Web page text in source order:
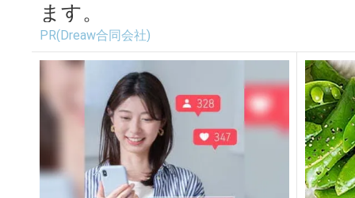
ます。
PR(Dreaw合同会社)